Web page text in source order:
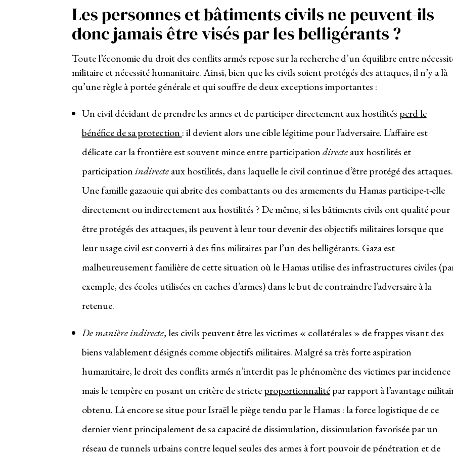
Les personnes et bâtiments civils ne peuvent-ils
donc jamais être visés par les belligérants ?
Toute l’économie du droit des conflits armés repose sur la recherche d’un équilibre entre
militaire et nécessité humanitaire. Ainsi, bien que les civils soient protégés des attaques, il n’y a là
qu’une règle à portée générale et qui souffre de deux exceptions importantes :
Un civil décidant de prendre les armes et de participer directement aux hostilités perd le
bénéfice de sa protection : il devient alors une cible légitime pour l’adversaire. L’affaire est
délicate car la frontière est souvent mince entre participationdirecteaux hostilités et
participationindirecteaux hostilités, dans laquelle le civil continue d’être protégé des attaques.
Une famille gazaouie qui abrite des combattants ou des armements du Hamas participe-t-elle
directement ou indirectement aux hostilités ? De même, si les bâtiments civils ont qualité pour
être protégés des attaques, ils peuvent à leur tour devenir des objectifs militaires lorsque que
leur usage civil est converti à des fins militaires par l’un des belligérants. Gaza est
malheureusement familière de cette situation où le Hamas utilise des infrastructures civiles
exemple, des écoles utilisées en caches d’armes) dans le but de contraindre l’adversaire à la
retenue.
De manière indirecte, les civils peuvent être les victimes « collatérales » de frappes visant des
biens valablement désignés comme objectifs militaires. Malgré sa très forte aspiration
humanitaire, le droit des conflits armés n’interdit pas le phénomène des victimes par incidence
mais le tempère en posant un critère de stricteproportionnalitépar rapport à l’avantage
obtenu. Là encore se situe pour Israël le piège tendu par le Hamas : la force logistique de ce
dernier vient principalement de sa capacité de dissimulation, dissimulation favorisée par un
réseau de tunnels urbains contre lequel seules des armes à fort pouvoir de pénétration et de